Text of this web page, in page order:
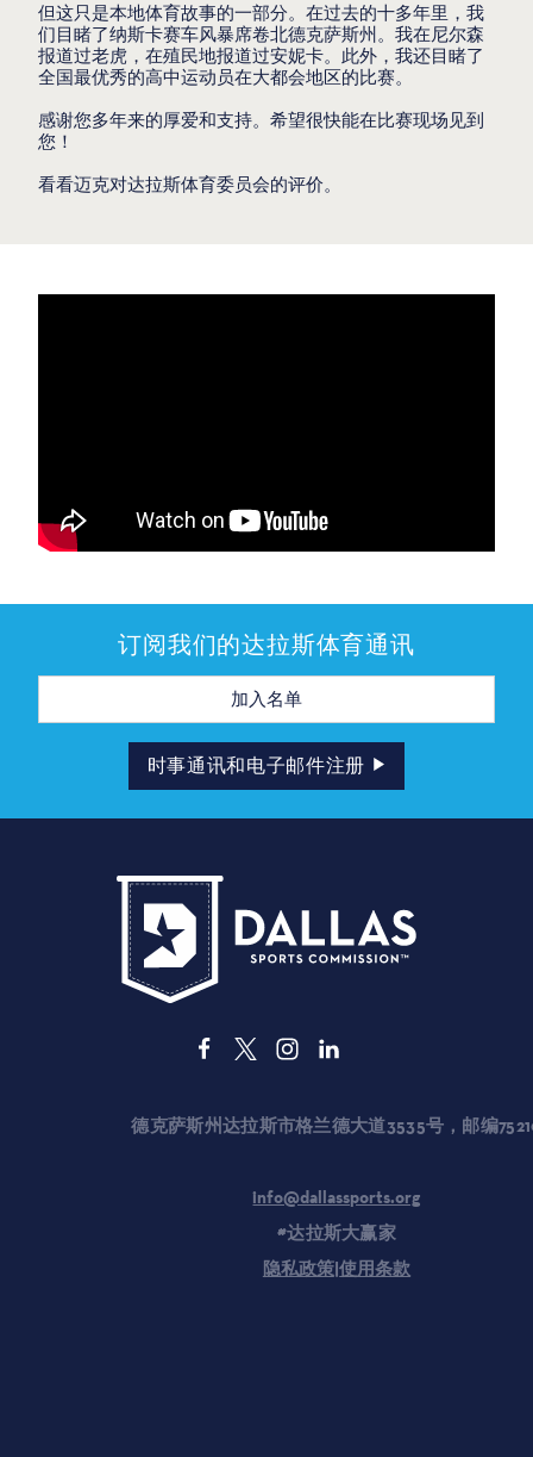
但这只是本地体育故事的一部分。在过去的十多年里，我
们目睹了纳斯卡赛车风暴席卷北德克萨斯州。我在尼尔森
报道过老虎，在殖民地报道过安妮卡。此外，我还目睹了
全国最优秀的高中运动员在大都会地区的比赛。
感谢您多年来的厚爱和支持。希望很快能在比赛现场见到
您！
看看迈克对达拉斯体育委员会的评价。
订阅我们的达拉斯体育通讯
电
邮
时事通讯和电子邮件注册
德克萨斯州达拉斯市格兰德大道3535号，邮编75210
info@dallassports.org
#达拉斯大赢家
隐私政策|使用条款